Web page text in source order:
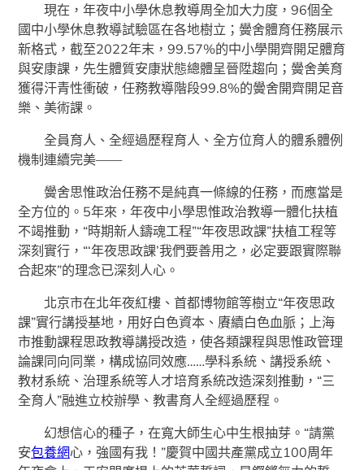
現在，年夜中小學休息教導周全加大力度，96個全
國中小學休息教導試驗區在各地樹立；黌舍體育任務展示
新格式，截至2022年末，99.57%的中小學開齊開足體育
與安康課，先生體質安康狀態總體呈晉陞趨向；黌舍美育
獲得汗青性衝破，任務教導階段99.8%的黌舍開齊開足音
樂、美術課。
全員育人、全經過歷程育人、全方位育人的體系體例
機制連續完美——
黌舍思惟政治任務不是純真一條線的任務，而應當是
全方位的。5年來，年夜中小學思惟政治教導一體化扶植
不竭推動，“時期新人鑄魂工程”“年夜思政課”扶植工程等
深刻實行，“‘年夜思政課’我們要善用之，必定要跟實際聯
合起來”的理念已深刻人心。
北京市在北年夜紅樓、首都博物館等樹立“年夜思政
課”實行講授基地，用好白色資本、賡續白色血脈；上海
市推動課程思政教導講授改造，使各類課程與思惟政管理
論課同向同業，構成協同效應……學科系統、講授系統、
教材系統、治理系統等人才培育系統改造深刻推動，“三
全育人”融進立校辦學、教書育人全經過歷程。
幻想信心的種子，在寬大師生心中生根抽芽。“請黨
安包養網心，強國有我！”慶賀中國共產黨成立100周年